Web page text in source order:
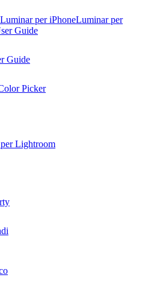
Luminar per iPhoneLuminar per
Guide
Guide
Picker
per Lightroom